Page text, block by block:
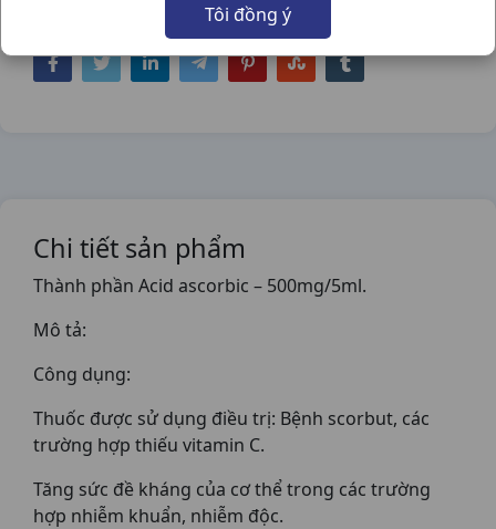
Tôi đồng ý
Chia sẻ qua mạng xã hội:
Chi tiết sản phẩm
Thành phần Acid ascorbic – 500mg/5ml.
Mô tả:
Công dụng:
Thuốc được sử dụng điều trị: Bệnh scorbut, các
trường hợp thiếu vitamin C.
Tăng sức đề kháng của cơ thể trong các trường
hợp nhiễm khuẩn, nhiễm độc.